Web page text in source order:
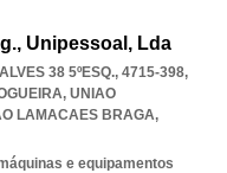
Unipessoal, Lda
38 5ºESQ., 4715-398,
, UNIAO
LAMACAES BRAGA,
e equipamentos